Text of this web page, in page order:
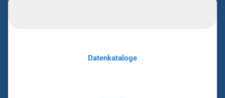
Datenkataloge